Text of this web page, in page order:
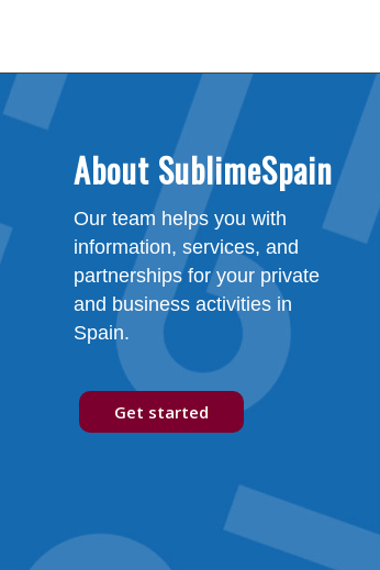
About SublimeSpain
Our team helps you with
information, services, and
partnerships for your private
and business activities in
Spain.
Get started